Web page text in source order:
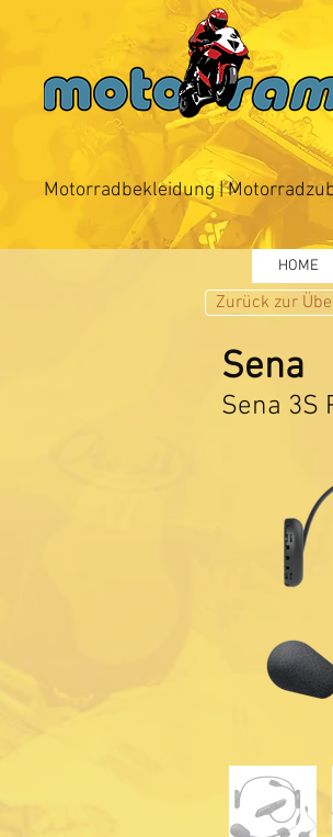
Motorradbekleidung |
HOME
Zurück zur
Sena
Sena 3S